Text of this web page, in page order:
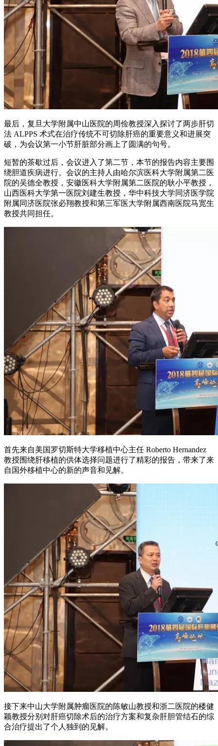
最后，复旦大学附属中山医院的周俭教授深入探讨了两步肝切
法 ALPPS 术式在治疗传统不可切除肝癌的重要意义和进展突
破，为会议第一小节肝脏部分画上了圆满的句号。
短暂的茶歇过后，会议进入了第二节，本节的报告内容主要围
绕胆道疾病进行。会议的主持人由哈尔滨医科大学附属第二医
院的吴德全教授，安徽医科大学附属第二医院的耿小平教授，
山西医科大学第一医院刘建生教授，华中科技大学同济医学院
附属同济医院张必翔教授和第三军医大学附属西南医院马宽生
教授共同担任。
首先来自美国罗切斯特大学移植中心主任 Roberto Hernandez
教授围绕肝移植的供体选择问题进行了精彩的报告，带来了来
自国外移植中心的新的声音和见解。
接下来中山大学附属肿瘤医院的陈敏山教授和浙二医院的楼健
颖教授分别对肝癌切除术后的治疗方案和复杂肝胆管结石的综
合治疗提出了个人独到的见解。